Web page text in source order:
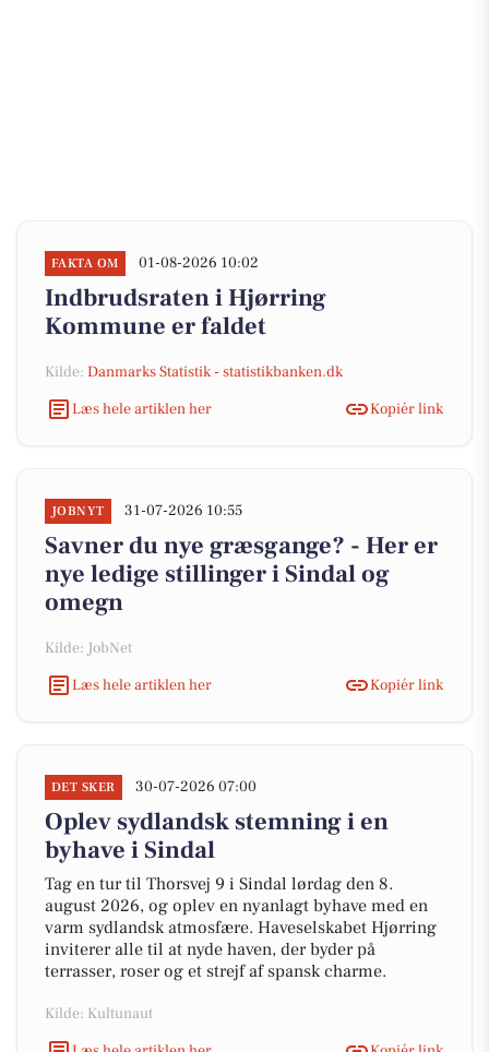
FAKTA OM 01-08-2026 10:02
Indbrudsraten i Hjørring
Kommune er faldet
Kilde: Danmarks Statistik - statistikbanken.dk
Læs hele artiklen her
Kopiér link
JOBNYT 31-07-2026 10:55
Savner du nye græsgange? - Her er
nye ledige stillinger i Sindal og
omegn
Kilde: JobNet
Læs hele artiklen her
Kopiér link
DET SKER 30-07-2026 07:00
Oplev sydlandsk stemning i en
byhave i Sindal
Tag en tur til Thorsvej 9 i Sindal lørdag den 8.
august 2026, og oplev en nyanlagt byhave med en
varm sydlandsk atmosfære. Haveselskabet Hjørring
inviterer alle til at nyde haven, der byder på
terrasser, roser og et strejf af spansk charme.
Kilde: Kultunaut